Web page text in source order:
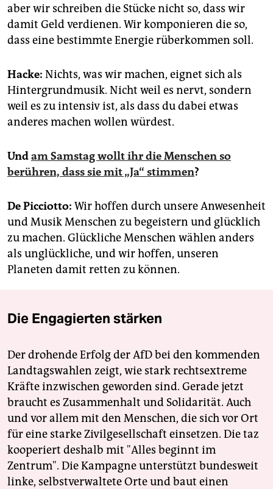
aber wir schrei­ben die Stücke nicht so, dass wir
damit Geld verdienen. Wir komponieren die so,
dass eine bestimmte Energie rüberkommen soll.
Hacke: Nichts, was wir machen, eignet sich als
Hintergrundmusik. Nicht weil es nervt, sondern
weil es zu intensiv ist, als dass du dabei etwas
anderes machen wollen würdest.
Undam Samstag wollt ihr die Menschen so
berühren, dass sie mit „Ja“ stimmen?
De Picciotto: Wir hoffen durch unsere Anwesenheit
und Musik Menschen zu begeistern und glücklich
zu machen. Glückliche Menschen wählen anders
als unglückliche, und wir hoffen, unseren
Planeten damit retten zu können.
Die Engagierten stärken
Der drohende Erfolg der AfD bei den kommenden
Landtagswahlen zeigt, wie stark rechtsextreme
Kräfte inzwischen geworden sind. Gerade jetzt
braucht es Zusammenhalt und Solidarität. Auch
und vor allem mit den Menschen, die sich vor Ort
für eine starke Zivilgesellschaft einsetzen. Die taz
kooperiert deshalb mit "Alles beginnt im
Zentrum". Die Kampagne unterstützt bundesweit
linke, selbstverwaltete Orte und baut einen